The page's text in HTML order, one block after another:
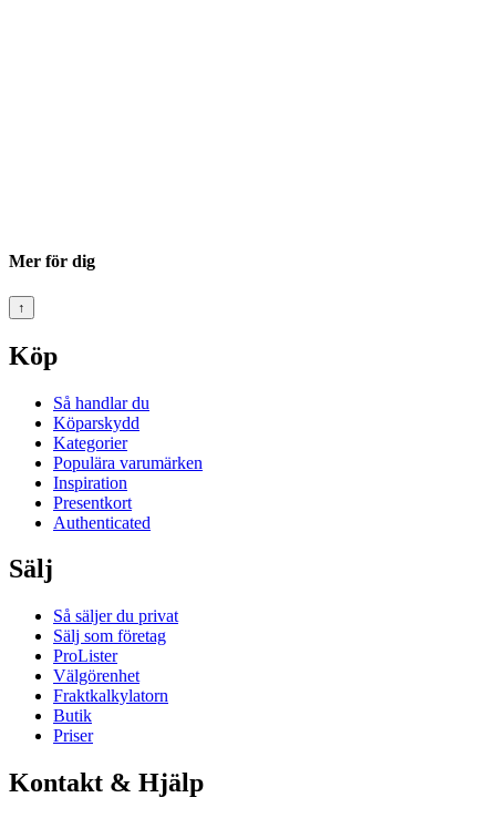
Mer för dig
↑
Köp
Så handlar du
Köparskydd
Kategorier
Populära varumärken
Inspiration
Presentkort
Authenticated
Sälj
Så säljer du privat
Sälj som företag
ProLister
Välgörenhet
Fraktkalkylatorn
Butik
Priser
Kontakt & Hjälp